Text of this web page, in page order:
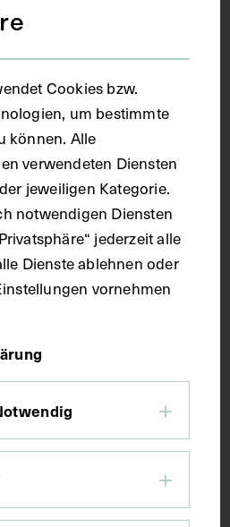
Cookies bzw.
um bestimmte
können. Alle
verwendeten Diensten
jeweiligen Kategorie.
notwendigen Diensten
jederzeit alle
Dienste ablehnen oder
vornehmen